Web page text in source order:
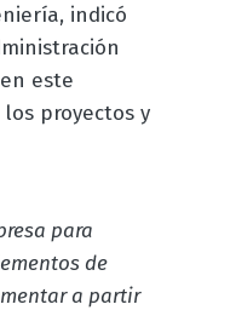
indicó
este
proyectos y
para
de
a partir